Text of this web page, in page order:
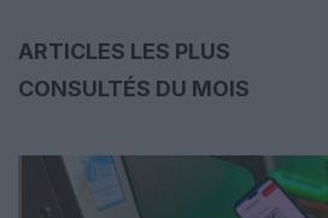
ARTICLES LES PLUS
CONSULTÉS DU MOIS